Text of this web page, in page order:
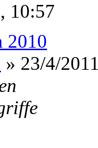
10:57
2010
» 23/4/